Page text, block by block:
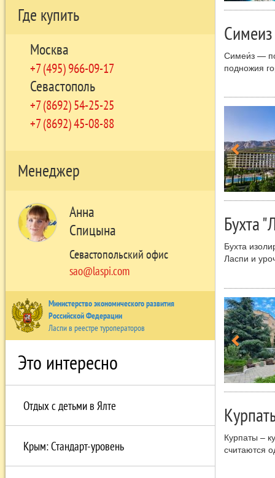
Где купить
Москва
+7 (495) 966-09-17
Севастополь
+7 (8692) 54-25-25
+7 (8692) 45-08-88
Менеджер
Анна
Спицына
Севастопольский офис
sao@laspi.com
Министерство экономического развития
Российской Федерации
Ласпи в реестре туроператоров
Это интересно
Отдых с детьми в Ялте
Крым: Стандарт-уровень
моря»,
который
Ялта
зданий
Симеиз
Симеи́з —
подножия
а позднее
В Симеизе
наблюдения
Рядом с
Панеа,
Бухта
Бухта
Ласпи и
В бухте
Курпаты –
считаются